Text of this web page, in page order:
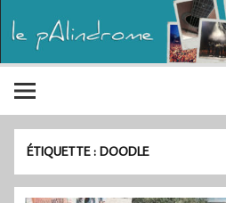
ÉTIQUETTE :DOODLE